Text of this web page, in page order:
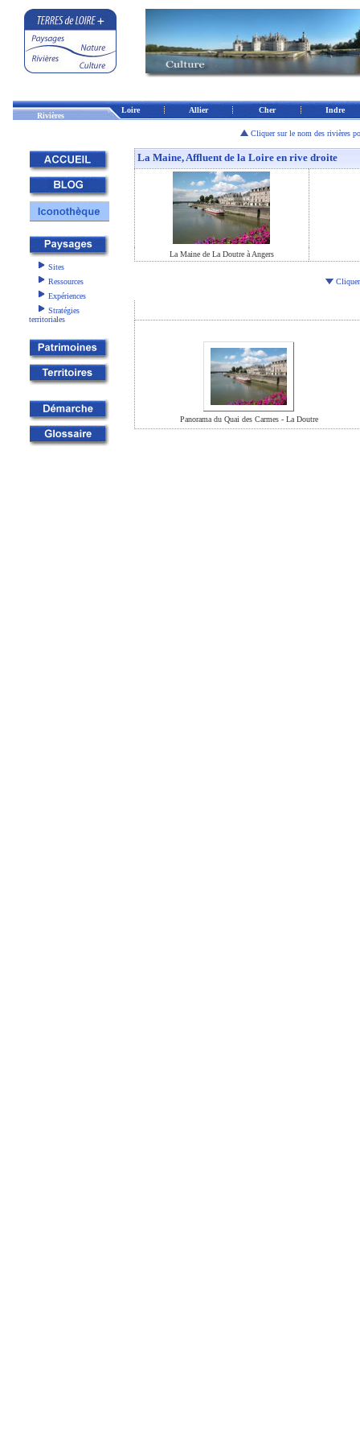
Rivières
Loire Allier Cher Indre
Cliquer sur le nom des rivières
Sites
Ressources
Expériences
Stratégies
territoriales
La Maine, Affluent de la Loire en rive droite
La Maine de La Doutre à Angers
Panorama du Quai des Carmes - La Doutre